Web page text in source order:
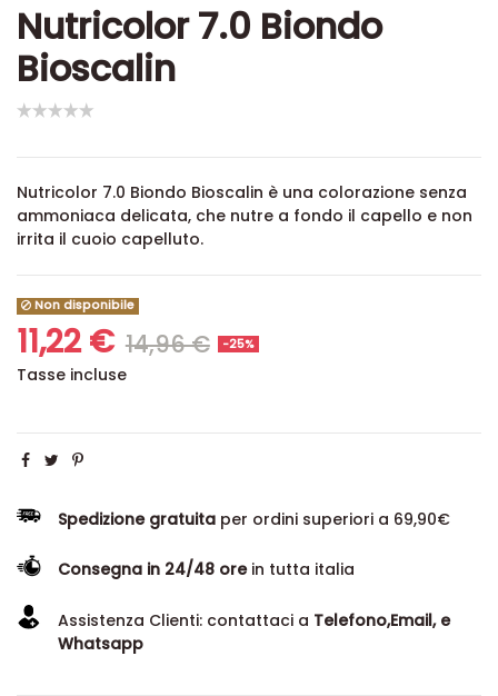
Nutricolor 7.0 Biondo
Bioscalin
Nutricolor 7.0 Biondo Bioscalin è una colorazione senza
ammoniaca delicata, che nutre a fondo il capello e non
irrita il cuoio capelluto.
Non disponibile
11,22 € 14,96 € -25%
Tasse incluse
Spedizione gratuita per ordini superiori a 69,90€
Consegna in 24/48 orein tutta italia
Assistenza Clienti: contattaci a Telefono,Email, e
Whatsapp